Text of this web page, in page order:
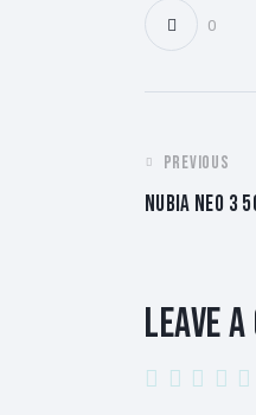
0
POST
PREVIOUS
NUBIA NEO 3
LEAVE